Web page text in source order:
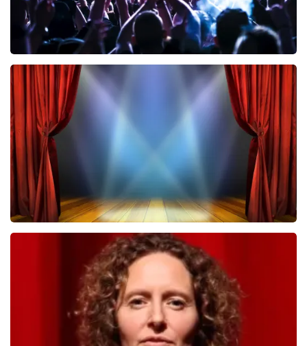
Megadeth
322 laatste 30 minuten
BESTEL NU
40 45 De Musical
laatste 30 minuten
BESTEL NU